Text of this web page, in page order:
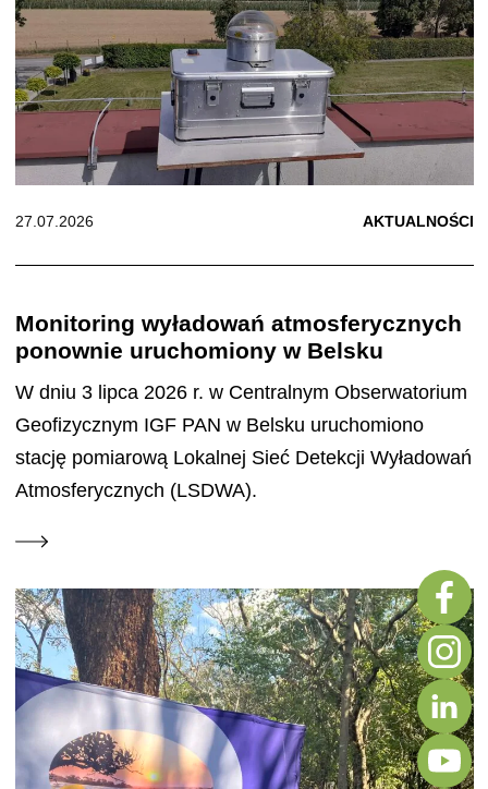
27.07.2026 AKTUALNOŚCI
Monitoring wyładowań atmosferycznych
ponownie uruchomiony w Belsku
W dniu 3 lipca 2026 r. w Centralnym Obserwatorium
Geofizycznym IGF PAN w Belsku uruchomiono
stację pomiarową Lokalnej Sieć Detekcji Wyładowań
Atmosferycznych (LSDWA).